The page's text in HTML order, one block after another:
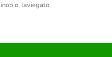
, laviegato